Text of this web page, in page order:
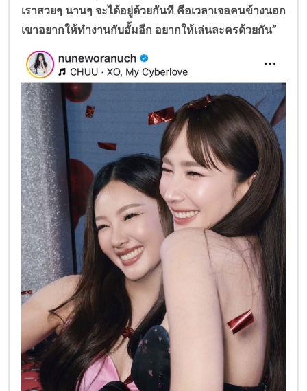
เราสวยๆ นานๆ จะได้อยู่ด้วยกันที คือเวลาเจอคนข้างนอก
เขาอยากให้ทำงานกับอั้มอีก อยากให้เล่นละครด้วยกัน”